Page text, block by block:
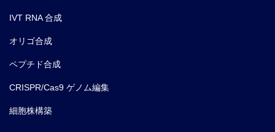
IVT RNA 合成
オリゴ合成
ペプチド合成
CRISPR/Cas9 ゲノム編集
細胞株構築